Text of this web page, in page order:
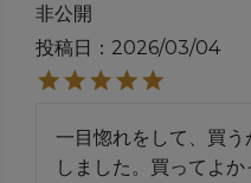
非公開
投稿日
2026/03/04
一目惚れをして、買
しました。買ってよ